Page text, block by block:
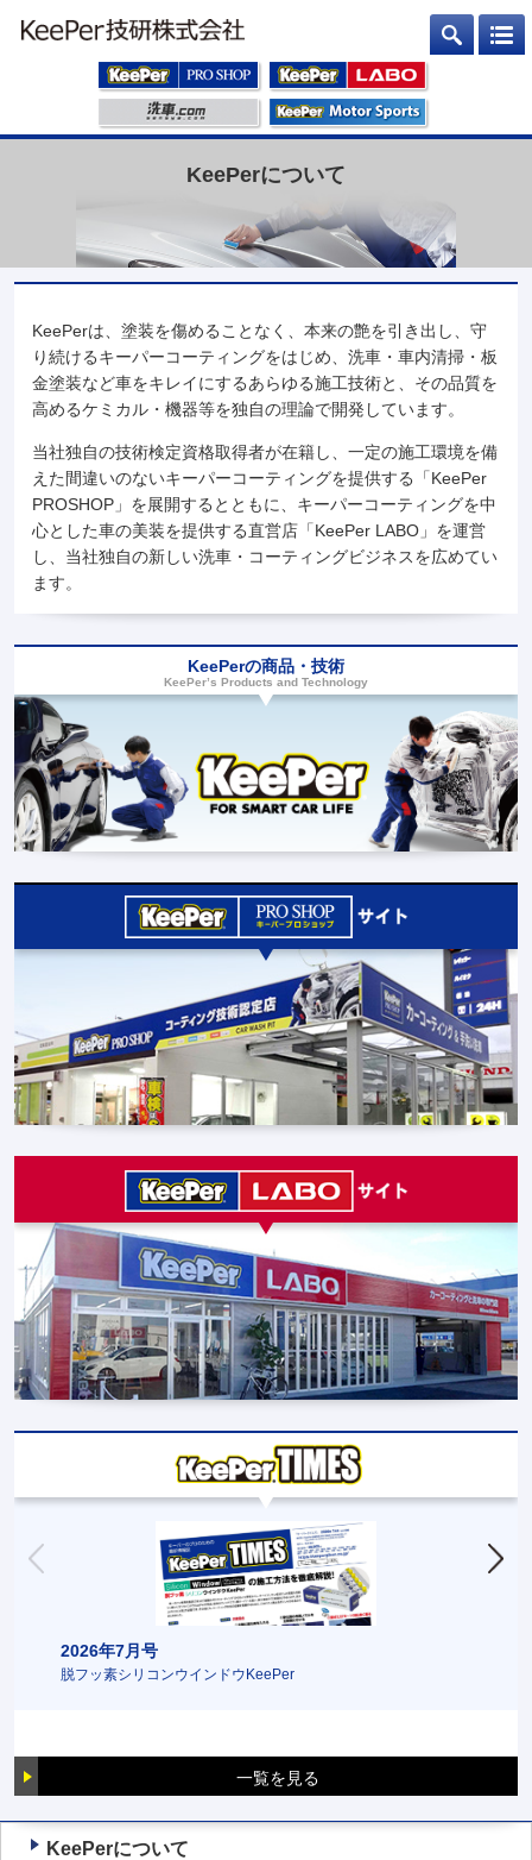
KeePerについて
KeePerは、塗装を傷めることなく、本来の艶を引き出し、守
り続けるキーパーコーティングをはじめ、洗車・車内清掃・板
金塗装など車をキレイにするあらゆる施工技術と、その品質を
高めるケミカル・機器等を独自の理論で開発しています。
当社独自の技術検定資格取得者が在籍し、一定の施工環境を備
えた間違いのないキーパーコーティングを提供する「KeePer
PROSHOP」を展開するとともに、キーパーコーティングを中
心とした車の美装を提供する直営店「KeePer LABO」を運営
し、当社独自の新しい洗車・コーティングビジネスを広めてい
ます。
KeePerの商品・技術
KeePer’s Products and Technology
2026年7月号
脱フッ素シリコンウインドウKeePer
一覧を見る
KeePerについて